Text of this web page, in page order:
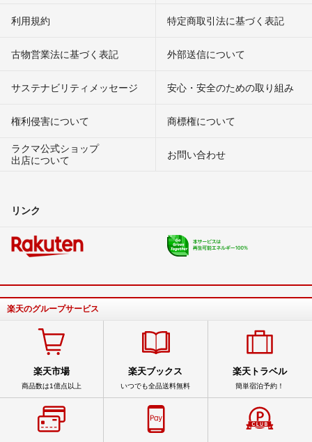
利用規約 特定商取引法に基づく表記
古物営業法に基づく表記 外部送信について
サステナビリティメッセージ 安心・安全のための取り組み
権利侵害について
商標権について
ラクマ公式ショップ
出店について
お問い合わせ
リンク
楽天のグループサービス
楽天市場
商品数は1億点以上
楽天ブックス
いつでも全品送料無料
楽天トラベル
簡単宿泊予約！